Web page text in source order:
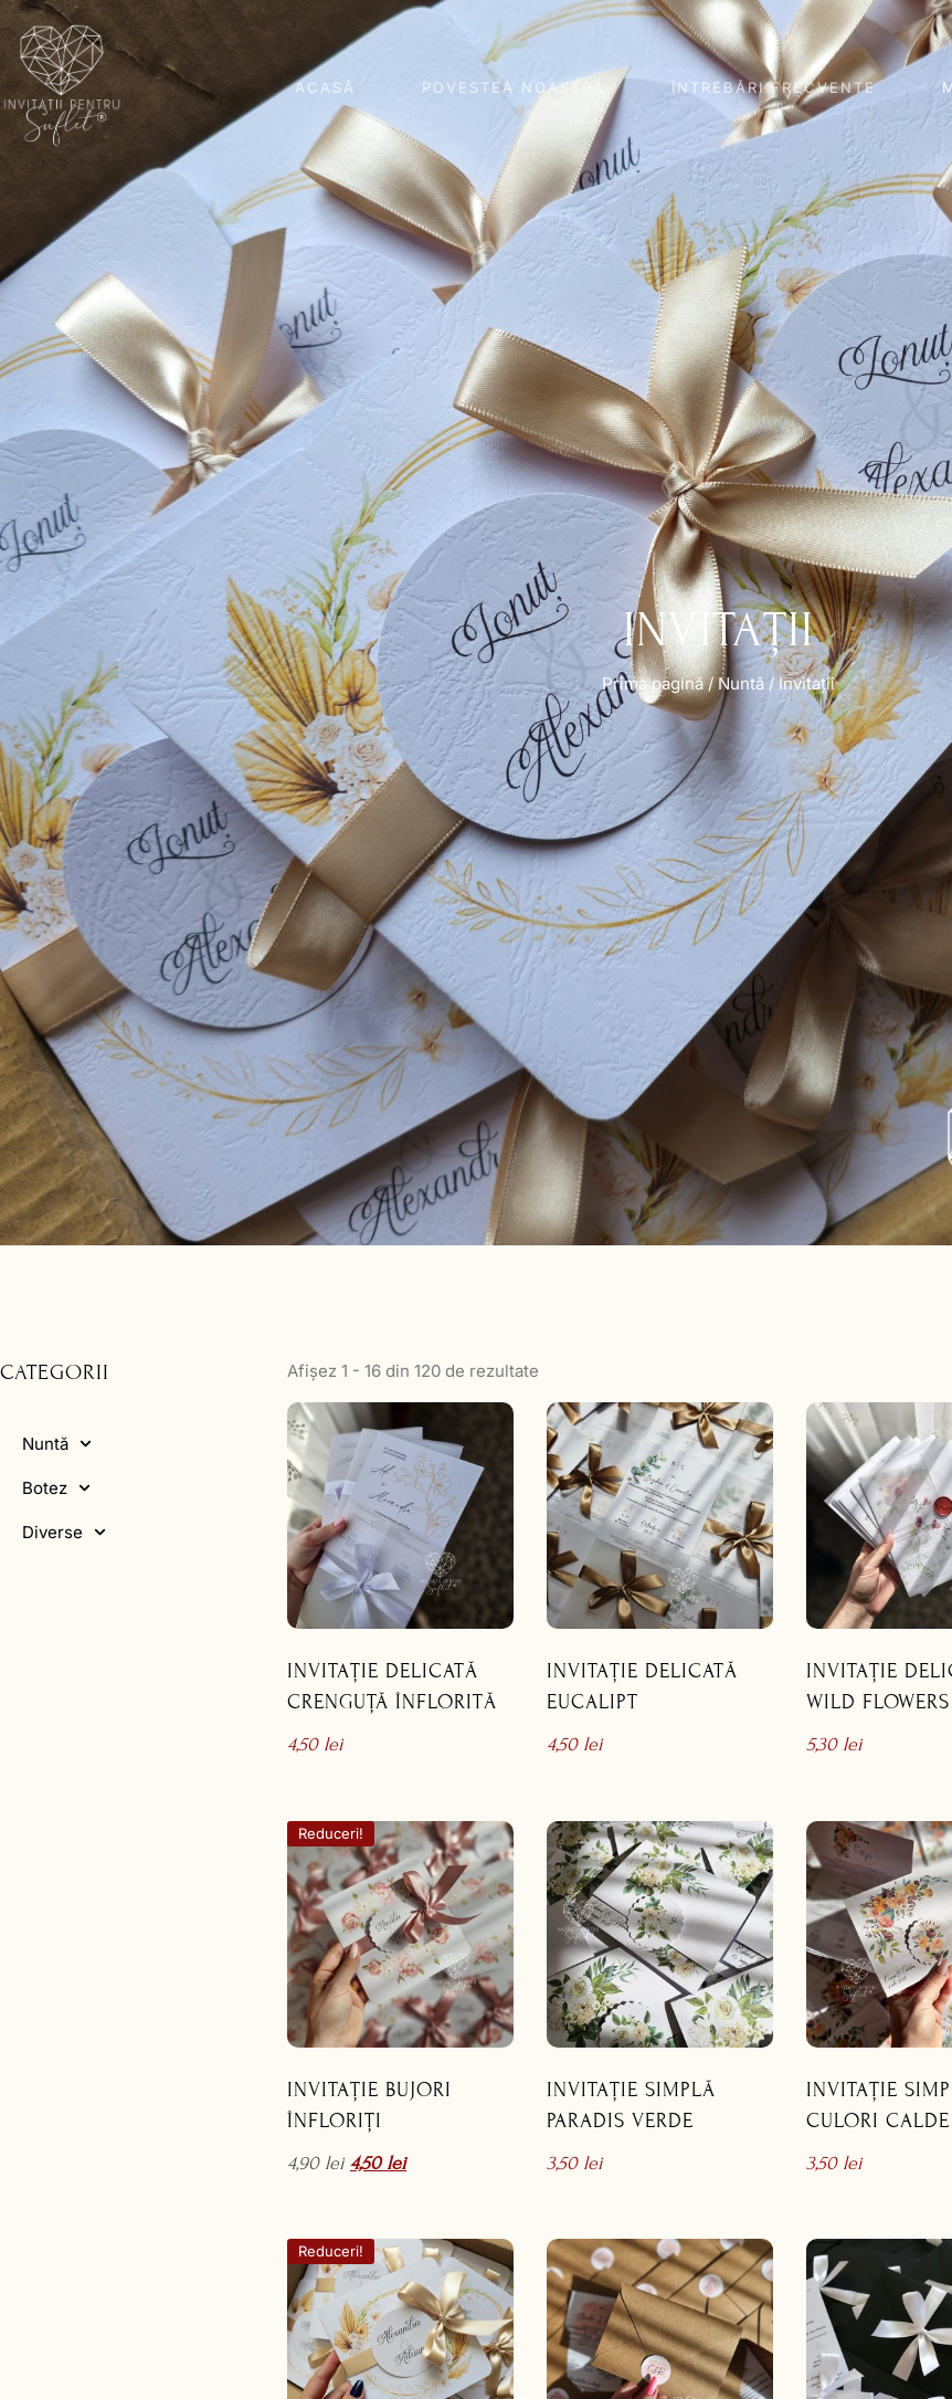
ACASĂ POVESTEA NOASTRĂ ÎNTREBĂRI FRECVENTE
INVITAȚII
Prima pagină/Nuntă/ Invitații
CATEGORII
Nuntă
Botez
Diverse
Afișez 1 - 16 din 120 de rezultate
INVITAȚIE DELICATĂ
CRENGUȚĂ ÎNFLORITĂ
4,50 lei
INVITAȚIE DELICATĂ
EUCALIPT
4,50 lei
INVITAȚIE
WILD FLOWERS
5,30 lei
Reduceri!
INVITAȚIE BUJORI
ÎNFLORIȚI
4,90 lei 4,50lei
INVITAȚIE SIMPLĂ
PARADIS VERDE
3,50 lei
INVITAȚIE
CULORI CALDE
3,50 lei
Reduceri!